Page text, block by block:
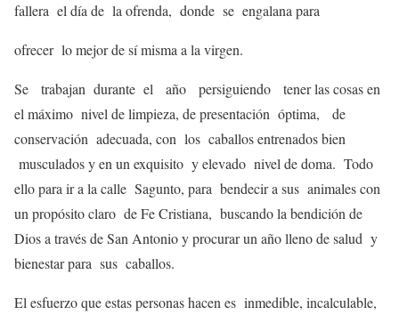
fallera el día de la ofrenda, donde se engalana para
ofrecer lo mejor de sí misma a la virgen.
Se trabajan durante el año persiguiendo tener las cosas en
el máximo nivel de limpieza, de presentación óptima, de
conservación adecuada, con los caballos entrenados bien
musculados y en un exquisito y elevado nivel de doma. Todo
ello para ir a la calle Sagunto, para bendecir a sus animales con
un propósito claro de Fe Cristiana, buscando la bendición de
Dios a través de San Antonio y procurar un año lleno de salud y
bienestar para sus caballos.
El esfuerzo que estas personas hacen es inmedible, incalculable,